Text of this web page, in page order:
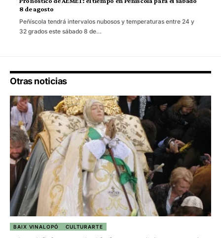
8 de agosto
Peñíscola tendrá intervalos nubosos y temperaturas entre 24 y
32 grados este sábado 8 de…
Otras noticias
BAIX VINALOPÓ CULTURARTE